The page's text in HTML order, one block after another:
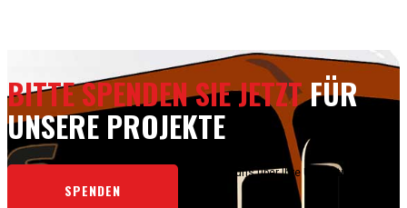
BITTE SPENDEN SIE JETZTFÜR
UNSERE PROJEKTE
SPENDEN
Wir freuen uns über Ihre Unterstützung.